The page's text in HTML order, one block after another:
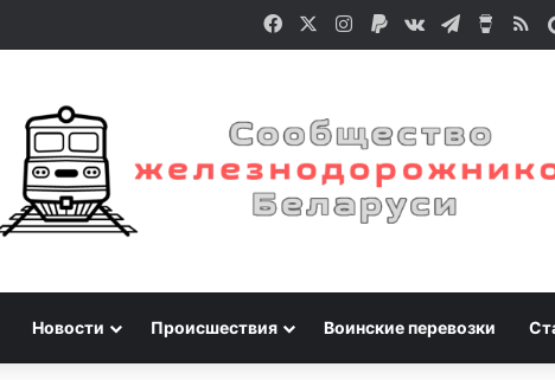
FacebookInstagram
Paypalvk.com
Telegram
Buy
Новости Происшествия Воинские перевозки